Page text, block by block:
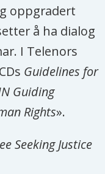
oppgradert
å ha dialog
I Telenors
Guidelines for
Guiding
Rights».
Seeking Justice